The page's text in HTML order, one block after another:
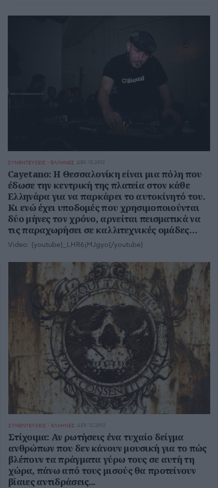
ΣΥΝΕΝΤΕΥΞΕΙΣ - ΕΛΛΗΝΕΣ ΔΕΚ 13,2012
Cayetano: Η Θεσσαλονίκη είναι μια πόλη που
έδωσε την κεντρική της πλατεία στον κάθε
Ελληνάρα για να παρκάρει το αυτοκίνητό του.
Κι ενώ έχει υποδομές που χρησιμοποιούνται
δύο μήνες τον χρόνο, αρνείται πεισματικά να
τις παραχωρήσει σε καλλιτεχνικές ομάδες…
Video: {youtube}_LHR6jMJgyo{/youtube}
ΣΥΝΕΝΤΕΥΞΕΙΣ - ΕΛΛΗΝΕΣ ΔΕΚ 12,2012
Στίχοιμα: Αν ρωτήσεις ένα τυχαίο δείγμα
ανθρώπων που δεν κάνουν μουσική για το πώς
βλέπουν τα πράγματα γύρω τους σε αυτή τη
χώρα, πάνω από τους μισούς θα προτείνουν
βίαιες αντιδράσεις...